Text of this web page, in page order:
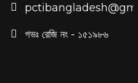
গভঃ রেজি নং - ১৫১৯৮৬